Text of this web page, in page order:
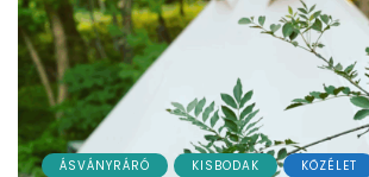
ÁSVÁNYRÁRÓ KISBODAK KÖZÉLET